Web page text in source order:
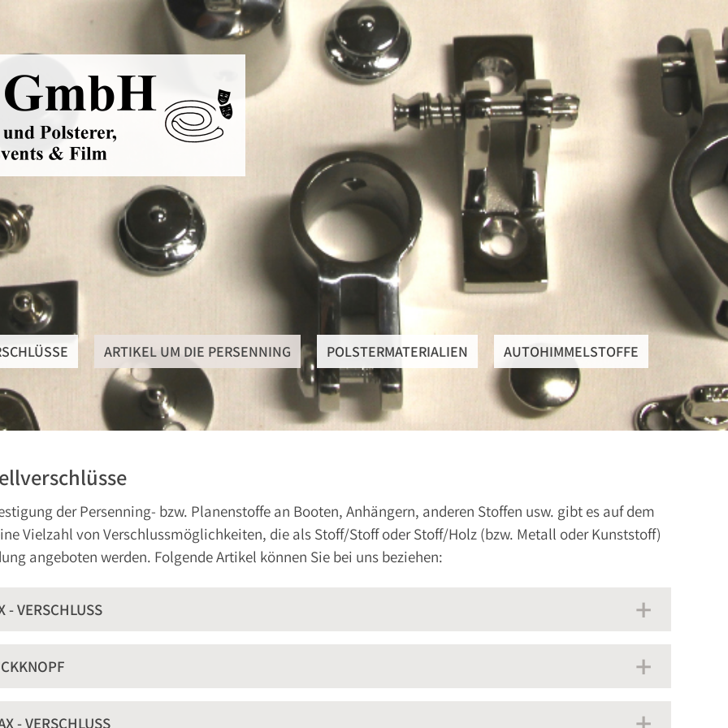
ARTIKEL UM DIE PERSENNING POLSTERMATERIALIEN AUTOHIMMELSTOFFE
der Persenning- bzw. Planenstoffe an Booten, Anhängern, anderen Stoffen usw. gibt es auf dem
Vielzahl von Verschlussmöglichkeiten, die als Stoff/Stoff oder Stoff/Holz (bzw. Metall oder Kunststoff)
angeboten werden. Folgende Artikel können Sie bei uns beziehen:
- VERSCHLUSS
- VERSCHLUSS
Planen- & Persenningstoffe
Artikel um die Persenning
Polstermaterialien
Autohimmelstoffe
Schwerentflammbare Materialien
Schnellverschlüsse
Rohre, Beschläge & Schienen
Einfaßbänder
Nähgarn
Fensterfolie